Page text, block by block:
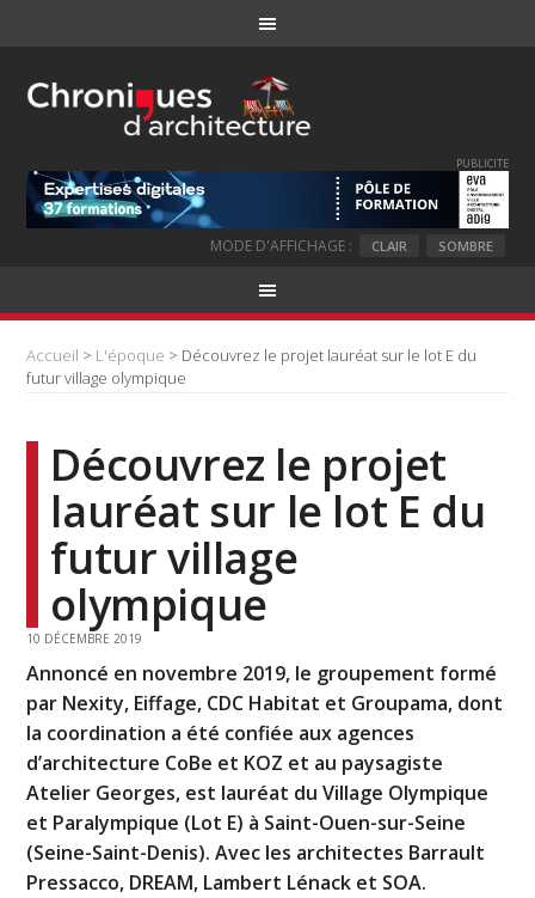
PUBLICITE
MODE D'AFFICHAGE : CLAIR SOMBRE
Accueil > L'époque > Découvrez le projet lauréat sur le lot E du
futur village olympique
Découvrez le projet
lauréat sur le lot E du
futur village
olympique
10 DÉCEMBRE 2019
Annoncé en novembre 2019, le groupement formé
par Nexity, Eiffage, CDC Habitat et Groupama, dont
la coordination a été confiée aux agences
d’architecture CoBe et KOZ et au paysagiste
Atelier Georges, est lauréat du Village Olympique
et Paralympique (Lot E) à Saint-Ouen-sur-Seine
(Seine-Saint-Denis). Avec les architectes Barrault
Pressacco, DREAM, Lambert Lénack et SOA.